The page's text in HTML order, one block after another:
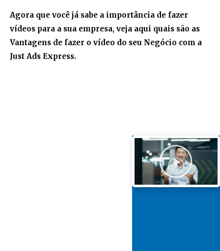
Agora que você já sabe a importância de fazer
vídeos para a sua empresa, veja aqui quais são as
Vantagens de fazer o vídeo do seu Negócio com a
Just Ads Express.